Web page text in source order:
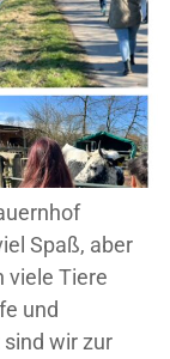
Spaß, aber
viele Tiere
und
wir zur